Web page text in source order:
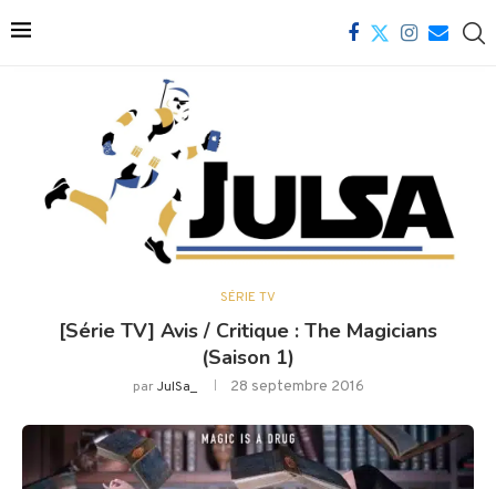
SÉRIE TV
[Série TV] Avis / Critique : The Magicians
(Saison 1)
parJulSa_ 28 septembre 2016